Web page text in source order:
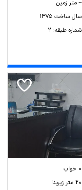
-- متر زمین
سال ساخت 1375
شماره طبقه: 2
0 خواب
20 متر زیربنا